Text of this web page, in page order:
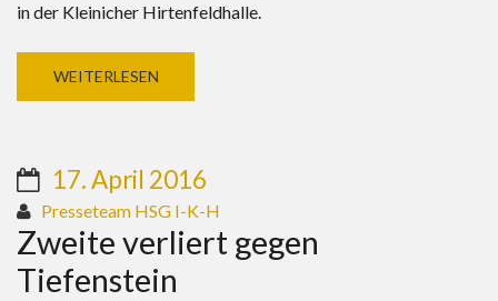
in der Kleinicher Hirtenfeldhalle.
WEITERLESEN
17. April 2016
Presseteam HSG I-K-H
Zweite verliert gegen
Tiefenstein